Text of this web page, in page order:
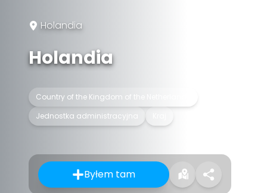
Holandia
Holandia
Country of the Kingdom of the Netherlands
Jednostka administracyjna
Byłem tam